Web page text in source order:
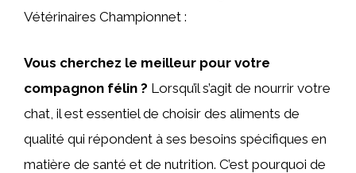
Vétérinaires Championnet :
Vous cherchez le meilleur pour votre
compagnon félin ? Lorsqu’il s’agit de nourrir votre
chat, il est essentiel de choisir des aliments de
qualité qui répondent à ses besoins spécifiques en
matière de santé et de nutrition. C’est pourquoi de